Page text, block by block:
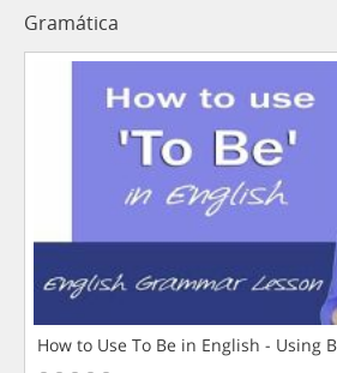
Gramática
How to Use To Be in English - Using